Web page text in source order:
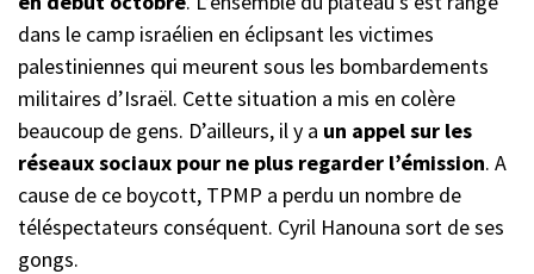
dans le camp israélien en éclipsant les victimes
palestiniennes qui meurent sous les bombardements
militaires d’Israël. Cette situation a mis en colère
beaucoup de gens. D’ailleurs, il y a un appel sur les
réseaux sociaux pour ne plus regarder l’émission. A
cause de ce boycott, TPMP a perdu un nombre de
téléspectateurs conséquent. Cyril Hanouna sort de ses
gongs.